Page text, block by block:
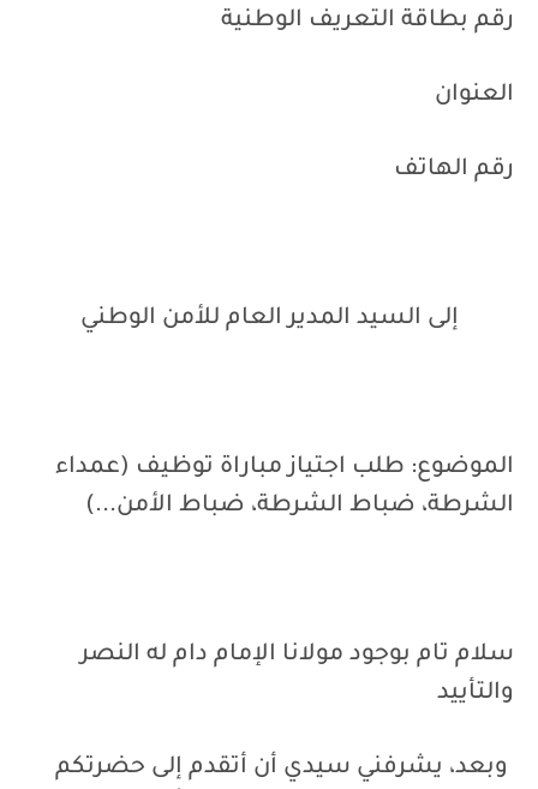
رقم بطاقة التعريف الوطنية
العنوان
رقم الهاتف
إلى السيد المدير العام للأمن الوطني
الموضوع: طلب اجتياز مباراة توظيف (عمداء
الشرطة، ضباط الشرطة، ضباط الأمن...)
سلام تام بوجود مولانا الإمام دام له النصر
والتأييد
وبعد، يشرفني سيدي أن أتقدم إلى حضرتكم